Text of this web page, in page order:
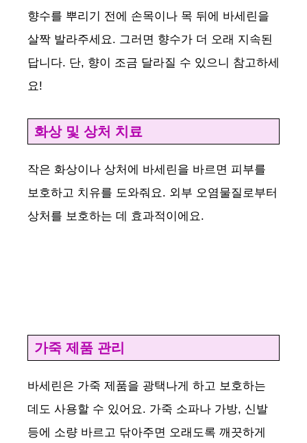
o
향수를 뿌리기 전에 손목이나 목 뒤에 바세린을
살짝 발라주세요. 그러면 향수가 더 오래 지속된
답니다. 단, 향이 조금 달라질 수 있으니 참고하세
요!
화상 및 상처 치료
작은 화상이나 상처에 바세린을 바르면 피부를
보호하고 치유를 도와줘요. 외부 오염물질로부터
상처를 보호하는 데 효과적이에요.
가죽 제품 관리
바세린은 가죽 제품을 광택나게 하고 보호하는
데도 사용할 수 있어요. 가죽 소파나 가방, 신발
등에 소량 바르고 닦아주면 오래도록 깨끗하게